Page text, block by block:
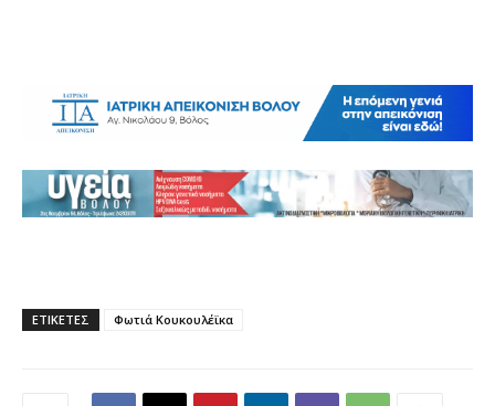
ΕΤΙΚΕΤΕΣ Φωτιά Κουκουλέϊκα